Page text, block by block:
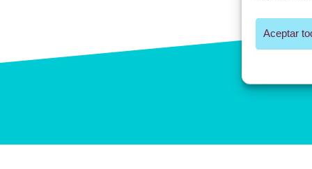
Aceptar